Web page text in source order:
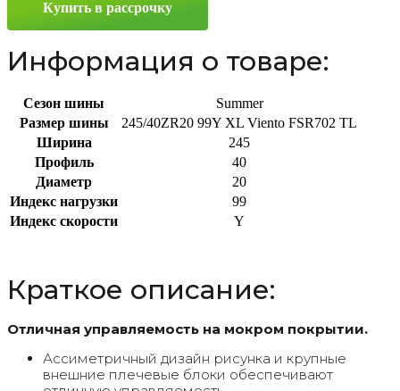
Купить в рассрочку
Информация о товаре:
Сезон шины
Summer
Размер шины
245/40ZR20 99Y XL Viento FSR702 TL
Ширина
245
Профиль
40
Диаметр
20
Индекс нагрузки
99
Индекс скорости
Y
Краткое описание:
Отличная управляемость на мокром покрытии.
Ассиметричный дизайн рисунка и крупные
внешние плечевые блоки обеспечивают